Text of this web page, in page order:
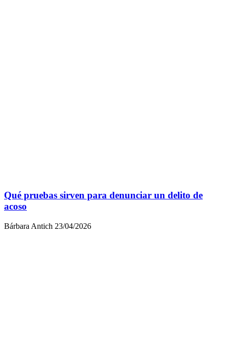
Qué pruebas sirven para denunciar un delito de
acoso
Bárbara Antich 23/04/2026